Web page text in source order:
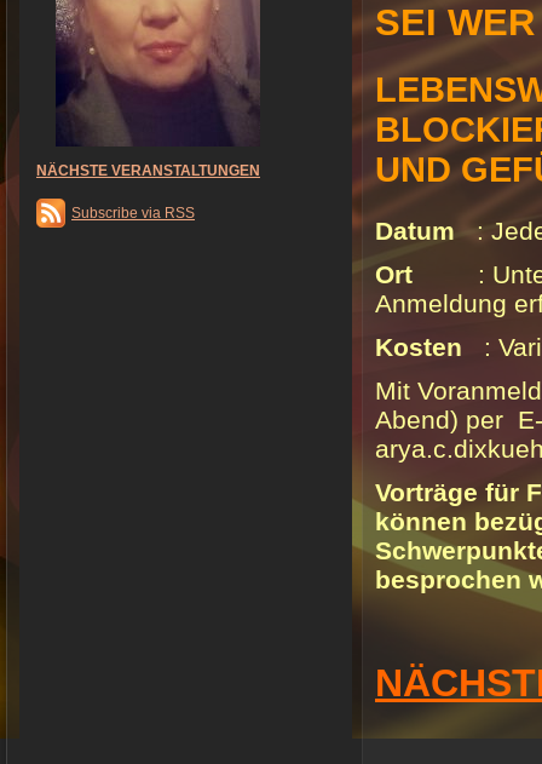
NÄCHSTE VERANSTALTUNGEN
Subscribe via RSS
SEI
UND
Datum :
Ort :
Anmeldung
Kosten :
Mit
Abend) per
Vorträge für
können
besprochen